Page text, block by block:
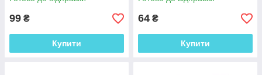
99 ₴
Купити
64 ₴
Купити